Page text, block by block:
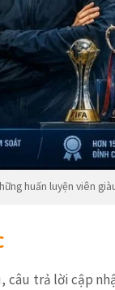
huấn luyện viên
trả lời cập